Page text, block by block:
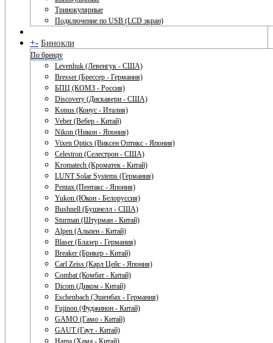
Тринокулярные
Подключение по USB (LCD экран)
+- Бинокли
По бренду
Levenhuk (Левенгук - США)
Bresser (Брессер - Германия)
БПЦ (КОМЗ - Россия)
Discovery (Дискавери - США)
Konus (Конус - Италия)
Veber (Вебер - Китай)
Nikon (Никон - Япония)
Vixen Optics (Виксен Оптикс - Япония)
Celestron (Селестрон - США)
Kromatech (Кроматек - Китай)
LUNT Solar Systems (Германия)
Pentax (Пентакс - Япония)
Yukon (Юкон - Белоруссия)
Bushnell (Бушнелл - США)
Sturman (Штурман - Китай)
Alpen (Альпен - Китай)
Blaser (Блазер - Германия)
Breaker (Брикер - Китай)
Carl Zeiss (Карл Цейс - Япония)
Combat (Комбат - Китай)
Dicom (Диком - Китай)
Eschenbach (Эшенбах - Германия)
Fujinon (Фуджинон - Китай)
GAMO (Гамо - Китай)
GAUT (Гаут - Китай)
Hama (Хама - Китай)